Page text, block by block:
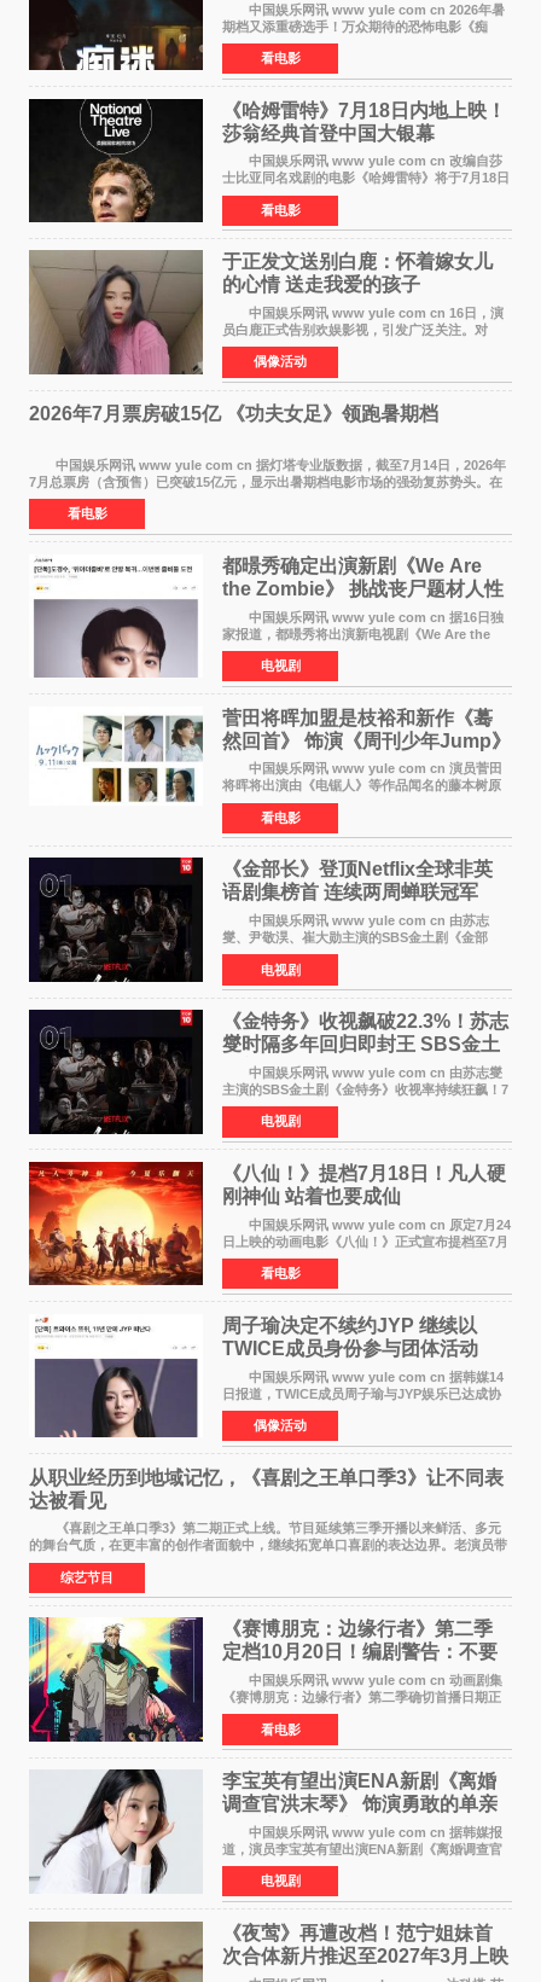
中国娱乐网讯 www yule com cn 2026年暑
期档又添重磅选手！万众期待的恐怖电影《痴
迷》今日正式官宣定档，将于7月24日登陆内地各
大院线。这部被业内专家誉为新世代爆款恐怖电
影的作品，将为
看电影
《哈姆雷特》7月18日内地上映！
莎翁经典首登中国大银幕
中国娱乐网讯 www yule com cn 改编自莎
士比亚同名戏剧的电影《哈姆雷特》将于7月18日
在中国内地上映。这部跨越四百年的文学经典被
搬上大银幕，为观众带来一场视觉与听觉的双重
盛宴。 《
看电影
于正发文送别白鹿：怀着嫁女儿
的心情 送走我爱的孩子
中国娱乐网讯 www yule com cn 16日，演
员白鹿正式告别欢娱影视，引发广泛关注。对
此，欢娱影视创始人于正在社交平台发文回应，
字里行间流露不舍与祝福。 于正透露，以前
每次有演员到期不
偶像活动
2026年7月票房破15亿 《功夫女足》领跑暑期档
中国娱乐网讯 www yule com cn 据灯塔专业版数据，截至7月14日，2026年
7月总票房（含预售）已突破15亿元，显示出暑期档电影市场的强劲复苏势头。在
众多上映影片中，《功夫女足》《小黄人与大
看电影
都暻秀确定出演新剧《We Are
the Zombie》 挑战丧尸题材人性
喜剧
中国娱乐网讯 www yule com cn 据16日独
家报道，都暻秀将出演新电视剧《We Are the
Zombie》，在剧中饰演主演金仁钟一角，挑战与
以往丧尸题材截然不同的人性喜剧。 新剧
《We Are t
电视剧
菅田将晖加盟是枝裕和新作《蓦
然回首》 饰演《周刊少年Jump》
编辑
中国娱乐网讯 www yule com cn 演员菅田
将晖将出演由《电锯人》等作品闻名的藤本树原
作漫画改编的电影《蓦然回首》（是枝裕和导
演）。菅田饰演的角色是初中时代两位主人公带
着完成的作品前去
看电影
《金部长》登顶Netflix全球非英
语剧集榜首 连续两周蝉联冠军
中国娱乐网讯 www yule com cn 由苏志
燮、尹敬淏、崔大勋主演的SBS金土剧《金部
长》持续席卷全球，收获海内外观众热烈反
响。 15日，据Netflix官方排行榜网站Tudum
公布的数据，SBS金土剧《
电视剧
《金特务》收视飙破22.3%！苏志
燮时隔多年回归即封王 SBS金土
剧新纪录诞生
中国娱乐网讯 www yule com cn 由苏志燮
主演的SBS金土剧《金特务》收视率持续狂飙！7
月11日播出的第6集全国平均收视率高达22 3%，
瞬间最高更冲上26 4%，不仅再度刷新自身纪
录，更稳坐同时段
电视剧
《八仙！》提档7月18日！凡人硬
刚神仙 站着也要成仙
中国娱乐网讯 www yule com cn 原定7月24
日上映的动画电影《八仙！》正式宣布提档至7月
18日。这部国风动画大片将八仙过海，各显神通
这句刻在国人DNA里的俗语玩出了新花样——影
片讲述凡人
看电影
周子瑜决定不续约JYP 继续以
TWICE成员身份参与团体活动
中国娱乐网讯 www yule com cn 据韩媒14
日报道，TWICE成员周子瑜与JYP娱乐已达成协
议，不再续签个人专属合约，但她将继续参与
TWICE的完整团体活动。 周子瑜于2015年通
过生存节目《SIXTE
偶像活动
从职业经历到地域记忆，《喜剧之王单口季3》让不同表
达被看见
《喜剧之王单口季3》第二期正式上线。节目延续第三季开播以来鲜活、多元
的舞台气质，在更丰富的创作者面貌中，继续拓宽单口喜剧的表达边界。老演员带
着更加成熟的文本与舞台掌控回归，新面孔则
综艺节目
《赛博朋克：边缘行者》第二季
定档10月20日！编剧警告：不要
对角色投入太深
中国娱乐网讯 www yule com cn 动画剧集
《赛博朋克：边缘行者》第二季确切首播日期正
式敲定——将于10月20日在Netflix全球上线。此
前，Netflix韩国官方账号曾短暂出现这一日期信
息，随后迅
看电影
李宝英有望出演ENA新剧《离婚
调查官洪末琴》 饰演勇敢的单亲
妈妈家事调查官
中国娱乐网讯 www yule com cn 据韩媒报
道，演员李宝英有望出演ENA新剧《离婚调查官
洪末琴》女主角，引发观众期待。 李宝英在
剧中饰演家庭法院家事调查官洪末琴一角——即
使在极限状况
电视剧
《夜莺》再遭改档！范宁姐妹首
次合体新片推迟至2027年3月上映